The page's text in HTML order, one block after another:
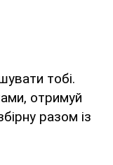
тобі.
отримуй
разом із